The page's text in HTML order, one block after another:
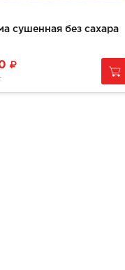
сушенная без сахара